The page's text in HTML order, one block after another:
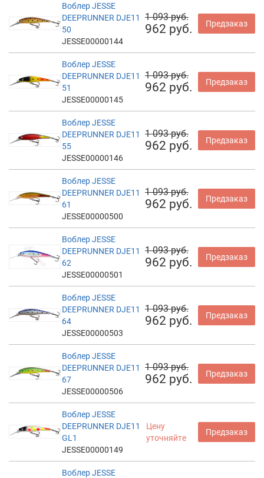
Воблер JESSE
DEEPRUNNER DJE11
50
JESSE00000144
1 093 руб.
962 руб. Предзаказ
Воблер JESSE
DEEPRUNNER DJE11
51
JESSE00000145
1 093 руб.
962 руб. Предзаказ
Воблер JESSE
DEEPRUNNER DJE11
55
JESSE00000146
1 093 руб.
962 руб. Предзаказ
Воблер JESSE
DEEPRUNNER DJE11
61
JESSE00000500
1 093 руб.
962 руб. Предзаказ
Воблер JESSE
DEEPRUNNER DJE11
62
JESSE00000501
1 093 руб.
962 руб. Предзаказ
Воблер JESSE
DEEPRUNNER DJE11
64
JESSE00000503
1 093 руб.
962 руб. Предзаказ
Воблер JESSE
DEEPRUNNER DJE11
67
JESSE00000506
1 093 руб.
962 руб. Предзаказ
Воблер JESSE
DEEPRUNNER DJE11
GL1
JESSE00000149
Цену
уточняйте
Предзаказ
Воблер JESSE